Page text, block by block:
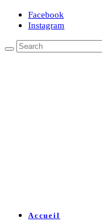
Facebook
Instagram
Accueil